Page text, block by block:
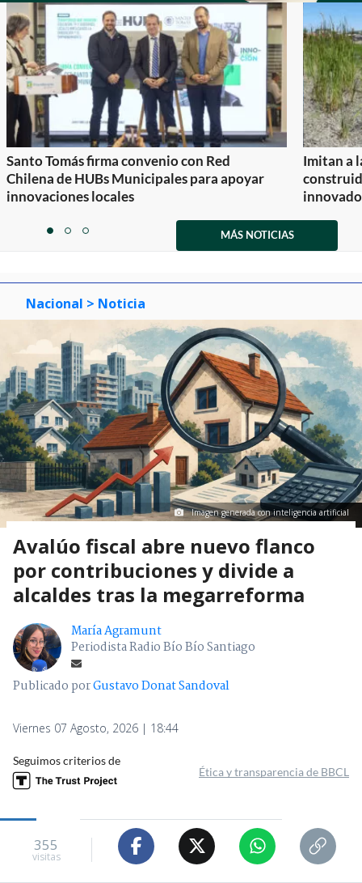
Santo Tomás firma convenio con Red
Chilena de HUBs Municipales para apoyar
innovaciones locales
Imitan a
itemitemitem
MÁS NOTICIAS
Nacional > Noticia
Imagen generada con inteligencia artificial
Avalúo fiscal abre nuevo flanco
por contribuciones y divide a
alcaldes tras la megarreforma
María Agramunt
Periodista Radio Bío Bío Santiago
Publicado porGustavo Donat Sandoval
Viernes 07 Agosto, 2026 | 18:44
Seguimos criterios de
Ética y transparencia de BBCL
355
visitas